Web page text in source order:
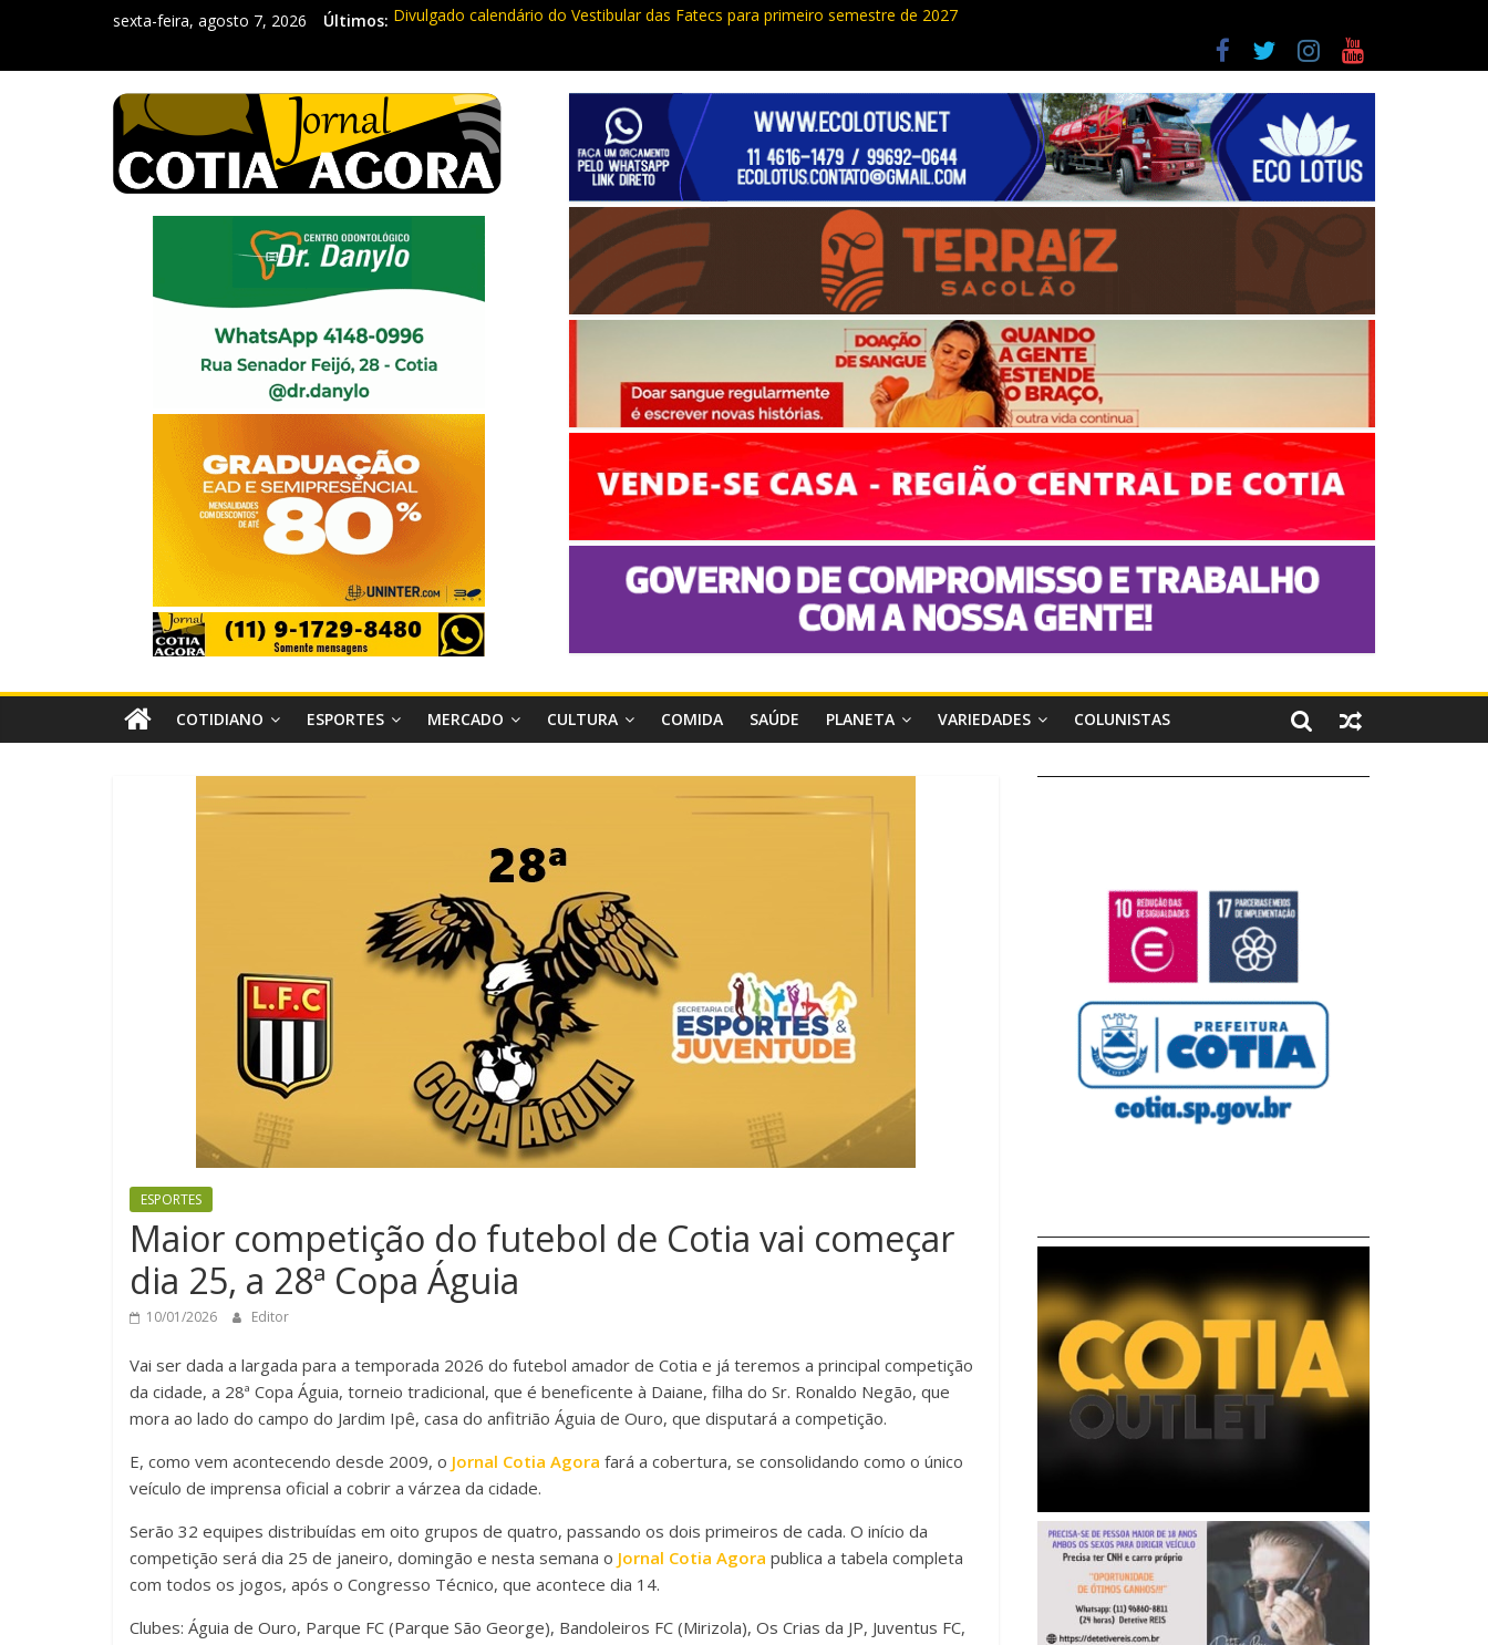
sexta-feira, agosto 7, 2026 Últimos: Divulgado calendário do Vestibular das Fatecs para primeiro semestre de 2027
Morador denuncia furto de cabos em postes na Estrada da Roselândia
Itapevi: Em duas ocorrências, PM recupera carga roubada, caminhão e liberta vítimas
Sebrae promove curso de compras públicas em Vargem Grande Paulista
COTIDIANO ESPORTES MERCADO CULTURA COMIDA SAÚDE PLANETA VARIEDADES COLUNISTAS
ESPORTES
Maior competição do futebol de Cotia vai começar
dia 25, a 28ª Copa Águia
10/01/2026 Editor
Vai ser dada a largada para a temporada 2026 do futebol amador de Cotia e já teremos a principal competição
da cidade, a 28ª Copa Águia, torneio tradicional, que é beneficente à Daiane, filha do Sr. Ronaldo Negão, que
mora ao lado do campo do Jardim Ipê, casa do anfitrião Águia de Ouro, que disputará a competição.
E, como vem acontecendo desde 2009, o Jornal Cotia Agora fará a cobertura, se consolidando como o único
veículo de imprensa oficial a cobrir a várzea da cidade.
Serão 32 equipes distribuídas em oito grupos de quatro, passando os dois primeiros de cada. O início da
competição será dia 25 de janeiro, domingão e nesta semana o Jornal Cotia Agora publica a tabela completa
com todos os jogos, após o Congresso Técnico, que acontece dia 14.
Clubes: Águia de Ouro, Parque FC (Parque São George), Bandoleiros FC (Mirizola), Os Crias da JP, Juventus FC,